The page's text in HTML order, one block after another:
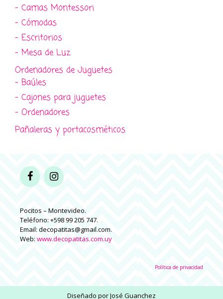
- Camas Montessori
- Cómodas
- Escritorios
- Mesa de Luz
Ordenadores de Juguetes
- Baúles
- Cajones para juguetes
- Ordenadores
Pañaleras y portacosméticos
Pocitos – Montevideo.
Teléfono: +598 99 205 747.
Email: decopatitas@gmail.com.
Web: www.decopatitas.com.uy
Política de privacidad
Diseñado porJosé Guanchez